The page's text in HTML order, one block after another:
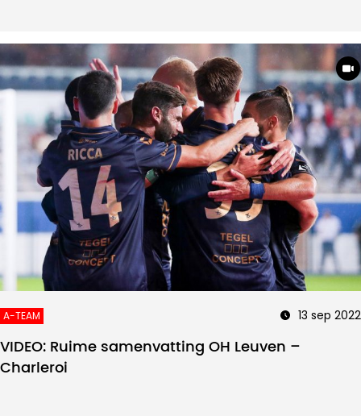
A-TEAM 13 sep 2022
VIDEO: Ruime samenvatting OH Leuven –
Charleroi